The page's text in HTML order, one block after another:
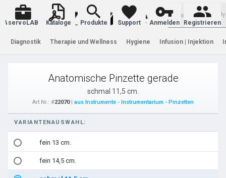
Warenkorb
servoLAB Kataloge Produkte Support Anmelden Registrieren
Diagnostik Therapie und Wellness Hygiene Infusion | Injektion
Anatomische Pinzette gerade
schmal 11,5 cm.
Art.Nr.: #22070| aus Instrumente - Instrumentarium - Pinzetten
VARIANTENAUSWAHL:
fein 13 cm.
fein 14,5 cm.